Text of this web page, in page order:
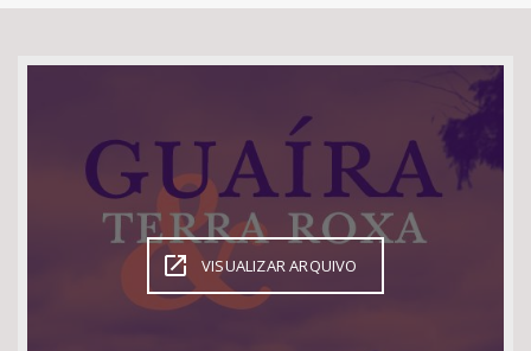
Área de Levantamento
Área Protegida
VISUALIZAR ARQUIVO